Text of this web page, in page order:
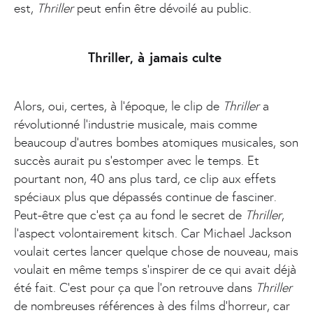
est, Thrillerpeut enfin être dévoilé au public.
Thriller, à jamais culte
Alors, oui, certes, à l’époque, le clip de Thrillera
révolutionné l’industrie musicale, mais comme
beaucoup d’autres bombes atomiques musicales, son
succès aurait pu s’estomper avec le temps. Et
pourtant non, 40 ans plus tard, ce clip aux effets
spéciaux plus que dépassés continue de fasciner.
Peut-être que c’est ça au fond le secret de Thriller,
l’aspect volontairement kitsch. Car Michael Jackson
voulait certes lancer quelque chose de nouveau, mais
voulait en même temps s’inspirer de ce qui avait déjà
été fait. C’est pour ça que l’on retrouve dans Thriller
de nombreuses références à des films d’horreur, car